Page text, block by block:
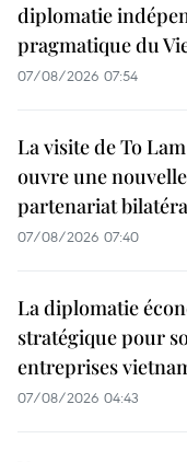
diplomatie
pragmatique du
07/08/2026 07:54
La visite de To
ouvre une
partenariat
07/08/2026 07:40
La diplomatie
stratégique pour
entreprises
07/08/2026 04:43